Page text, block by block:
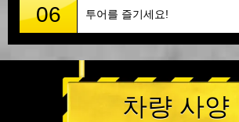
06 투어를 즐기세요!
차량 사양